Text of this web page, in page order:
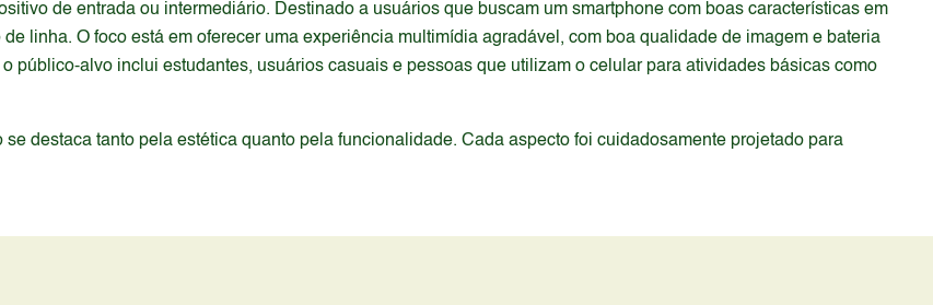
de entrada ou intermediário. Destinado a usuários que buscam um smartphone com boas características em
linha. O foco está em oferecer uma experiência multimídia agradável, com boa qualidade de imagem e bateria
público-alvo inclui estudantes, usuários casuais e pessoas que utilizam o celular para atividades básicas como
destaca tanto pela estética quanto pela funcionalidade. Cada aspecto foi cuidadosamente projetado para